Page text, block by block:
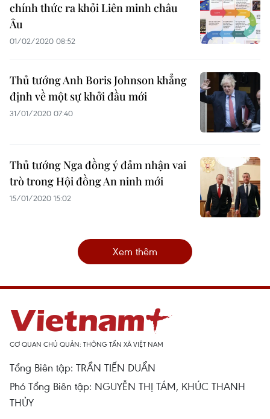
chính thức ra khỏi Liên minh châu
Âu
01/02/2020 08:52
Thủ tướng Anh Boris Johnson khẳng
định về một sự khởi đầu mới
31/01/2020 07:40
Thủ tướng Nga đồng ý đảm nhận vai
trò trong Hội đồng An ninh mới
15/01/2020 15:02
Xem thêm
CƠ QUAN CHỦ QUẢN: THÔNG TẤN XÃ VIỆT NAM
Tổng Biên tập: TRẦN TIẾN DUẨN
Phó Tổng Biên tập: NGUYỄN THỊ TÁM, KHÚC THANH
THỦY